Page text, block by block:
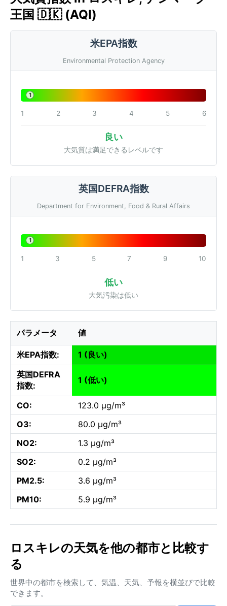
王国 🇩🇰 (AQI)
米EPA指数
Environmental Protection Agency
1
1 2 3 4 5 6
良い
大気質は満足できるレベルです
英国DEFRA指数
Department for Environment, Food & Rural Affairs
1
1 3 5 7 9 10
低い
大気汚染は低い
パラメータ 値
米EPA指数:
1 (良い)
英国DEFRA
指数:
1 (低い)
CO:
123.0 µg/m³
O3:
80.0 µg/m³
NO2:
1.3 µg/m³
SO2:
0.2 µg/m³
PM2.5:
3.6 µg/m³
PM10:
5.9 µg/m³
ロスキレの天気を他の都市と比較す
る
世界中の都市を検索して、気温、天気、予報を横並びで比較
できます。